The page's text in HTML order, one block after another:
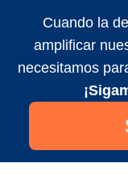
Cuando la
amplificar
necesitamos